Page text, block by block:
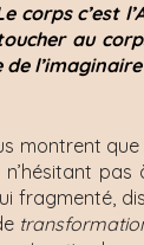
corps c’est
au
montrent
fragmenté,